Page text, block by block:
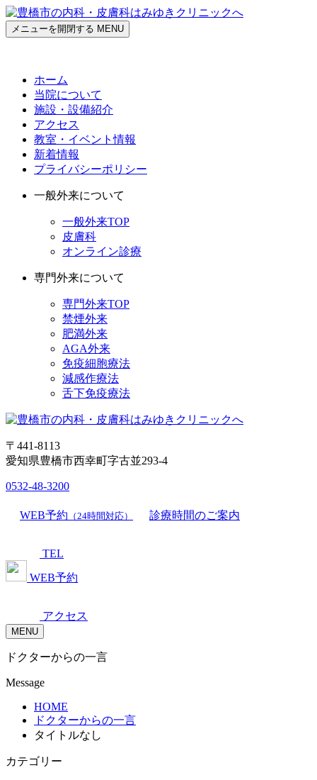
メニューを開閉する MENU
ホーム
当院について
施設・設備紹介
アクセス
教室・イベント情報
新着情報
プライバシーポリシー
一般外来について
一般外来TOP
皮膚科
オンライン診療
専門外来について
専門外来TOP
禁煙外来
肥満外来
AGA外来
免疫細胞療法
減感作療法
舌下免疫療法
〒441-8113
愛知県豊橋市西幸町字古並293-4
0532-48-3200
WEB予約 （24時間対応） 診療時間のご案内
TEL
WEB予約
アクセス
MENU
ドクターからの一言
Message
HOME
ドクターからの一言
タイトルなし
カテゴリー